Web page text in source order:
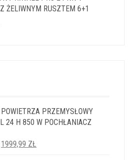
ŻELIWNYM RUSZTEM 6+1
PRZEMYSŁOWY
24 H 850 W POCHŁANIACZ
PIERWOTNA
1999,99 ZŁ